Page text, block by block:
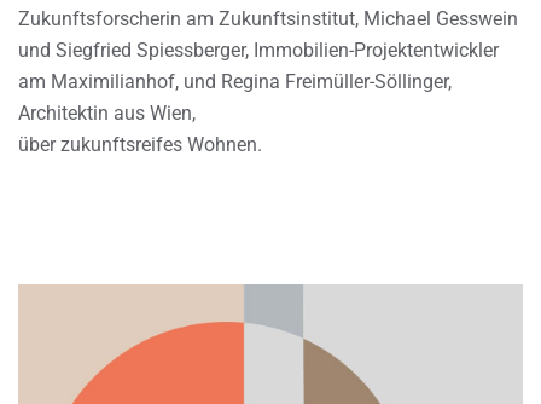
Zukunftsforscherin am Zukunftsinstitut, Michael Gesswein
und Siegfried Spiessberger, Immobilien-Projektentwickler
am Maximilianhof, und Regina Freimüller-Söllinger,
Architektin aus Wien,
über zukunftsreifes Wohnen.